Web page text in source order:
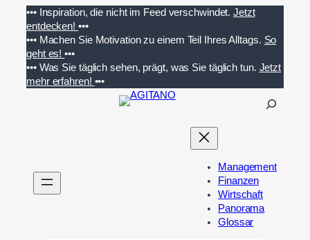
Inhalt
springen
••• Inspiration, die nicht im Feed verschwindet. Jetzt
entdecken! •••
••• Machen Sie Motivation zu einem Teil Ihres Alltags. So
geht es!•••
••• Was Sie täglich sehen, prägt, was Sie täglich tun. Jetzt
mehr erfahren! •••
n
Management
Finanzen
Wirtschaft
Panorama
Glossar